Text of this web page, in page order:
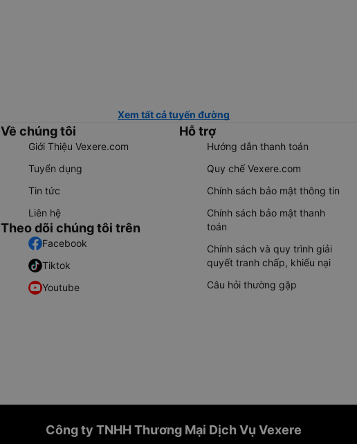
Xem tất cả tuyến đường
Về chúng tôi
Giới Thiệu Vexere.com
Tuyển dụng
Tin tức
Liên hệ
Theo dõi chúng tôi trên
Facebook
Tiktok
Youtube
Hỗ trợ
Hướng dẫn thanh toán
Quy chế Vexere.com
Chính sách bảo mật thông tin
Chính sách bảo mật thanh
toán
Chính sách và quy trình giải
quyết tranh chấp, khiếu nại
Câu hỏi thường gặp
Công ty TNHH Thương Mại Dịch Vụ Vexere